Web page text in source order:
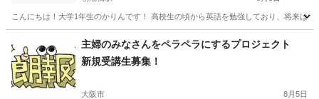
こんにちは！大学1年生のかりんです！ 高校生の頃から英語を勉強しており、将来は
朝潮橋駅 英語/基礎英語 回数券
主婦のみなさんをペラペラにするプロジェクト
新規受講生募集！
大阪市 8月5日